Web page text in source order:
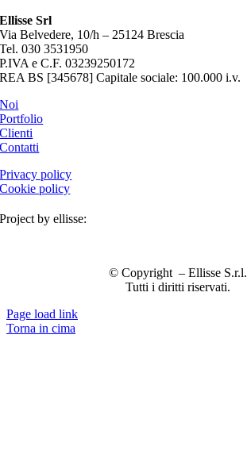
Ellisse Srl
Via Belvedere, 10/h – 25124 Brescia
Tel. 030 3531950
P.IVA e C.F. 03239250172
REA BS [345678] Capitale sociale: 100.000 i.v.
Noi
Portfolio
Clienti
Contatti
Privacy policy
Cookie policy
Project by ellisse:
© Copyright – Ellisse S.r.l.
Tutti i diritti riservati.
Page load link
Torna in cima